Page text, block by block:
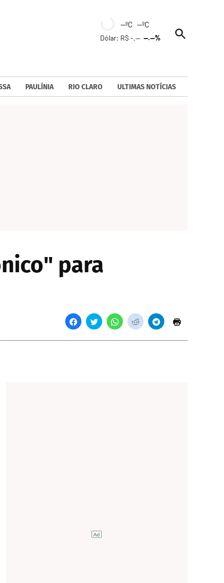
--ºC --ºC
Dólar: R$ -,----.--%
Open
Search
PAULÍNIA RIO CLARO ULTIMAS NOTÍCIAS
para